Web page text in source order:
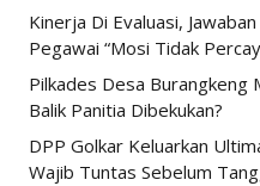
Kinerja Di Evaluasi,
Pegawai “Mosi Tidak
Pilkades Desa Burangkeng
Balik Panitia Dibekukan?
DPP Golkar Keluarkan
Wajib Tuntas Sebelum